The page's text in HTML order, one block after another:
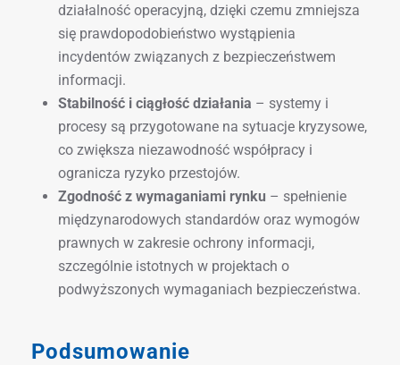
działalność operacyjną, dzięki czemu zmniejsza
się prawdopodobieństwo wystąpienia
incydentów związanych z bezpieczeństwem
informacji.
Stabilność i ciągłość działania – systemy i
procesy są przygotowane na sytuacje kryzysowe,
co zwiększa niezawodność współpracy i
ogranicza ryzyko przestojów.
Zgodność z wymaganiami rynku – spełnienie
międzynarodowych standardów oraz wymogów
prawnych w zakresie ochrony informacji,
szczególnie istotnych w projektach o
podwyższonych wymaganiach bezpieczeństwa.
Podsumowanie